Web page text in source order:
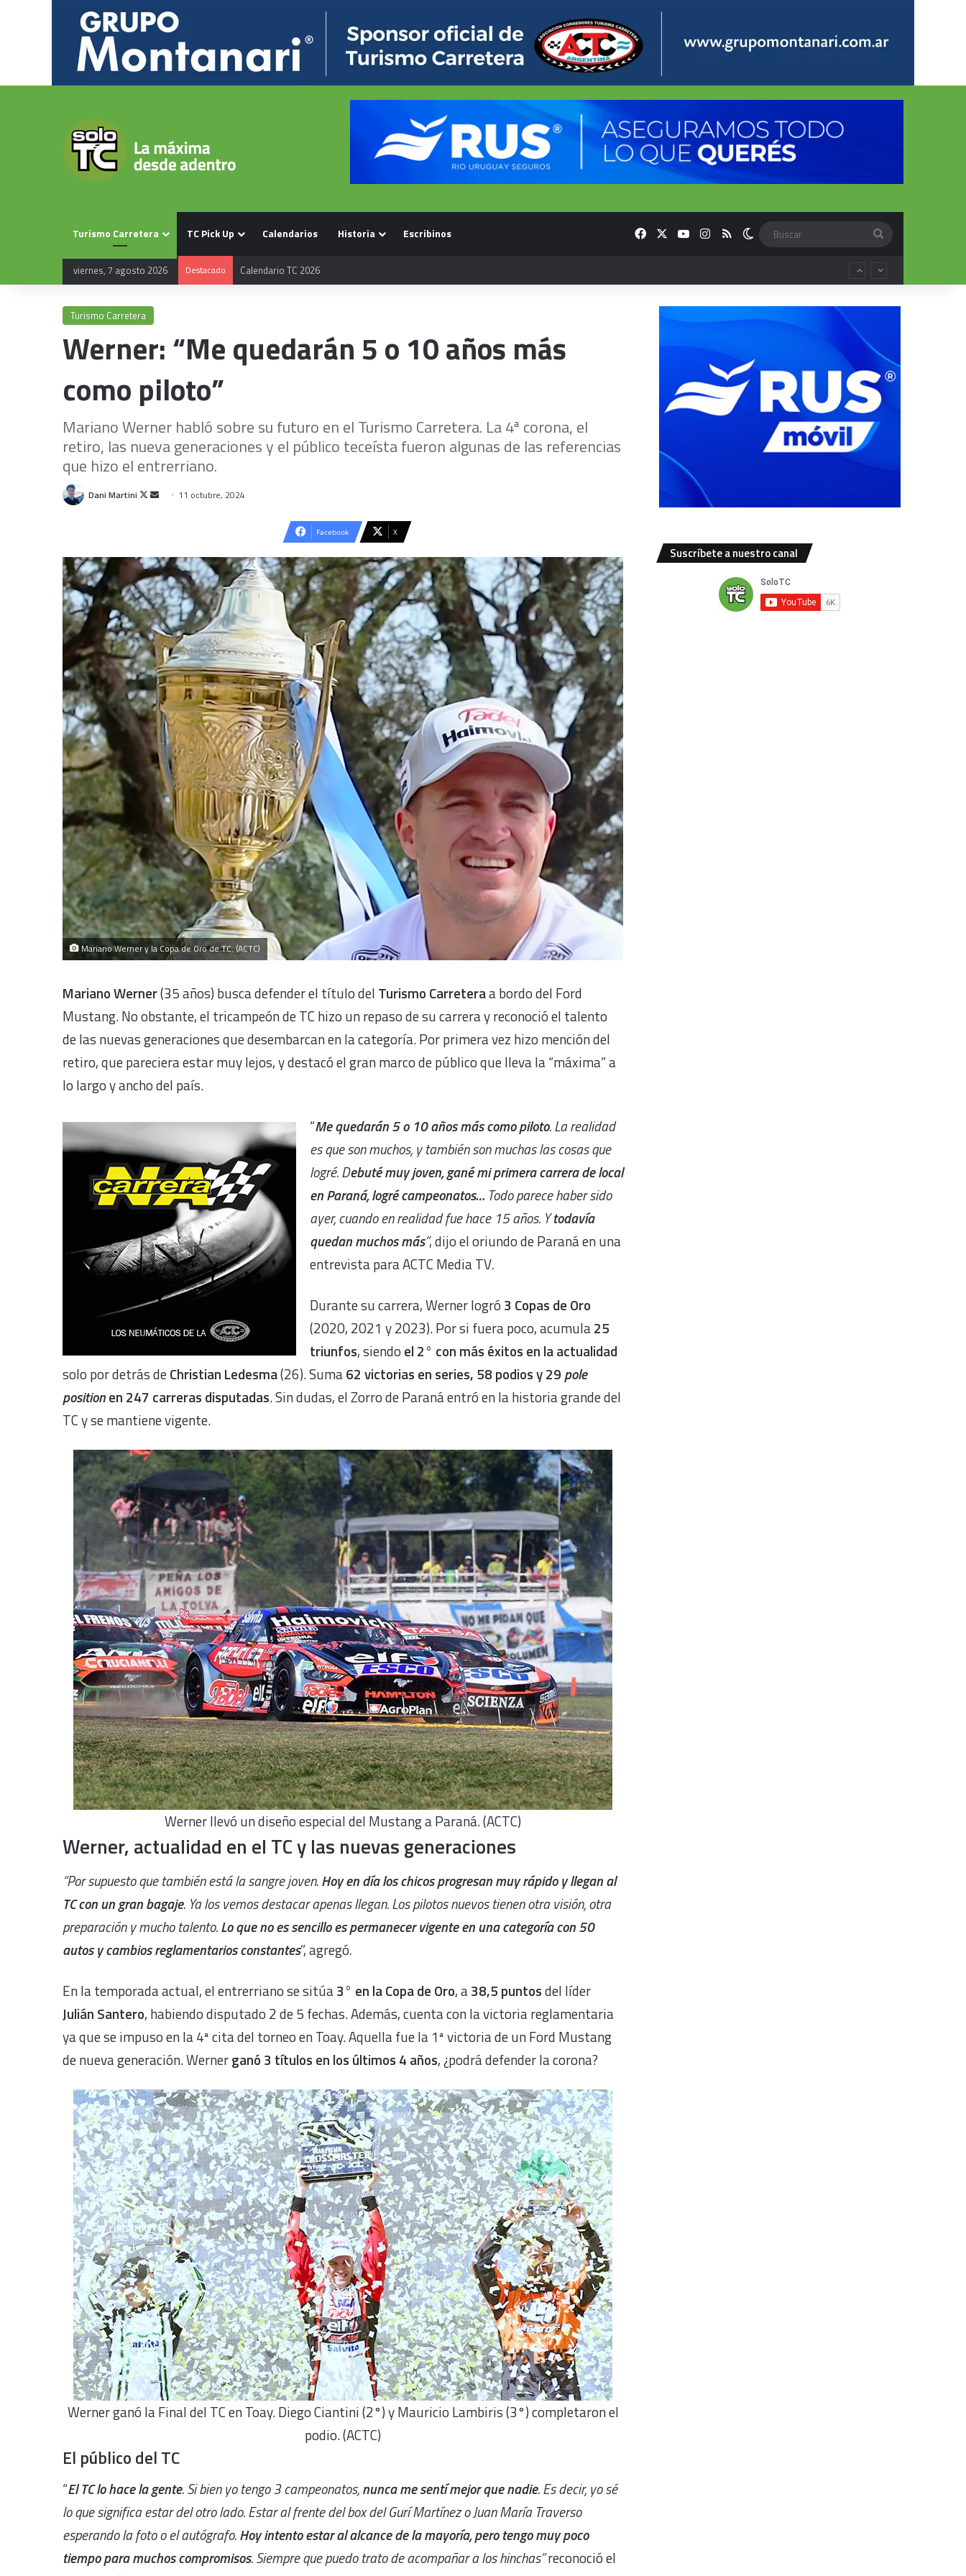
Turismo Carretera TC Pick Up Calendarios Historia Escribinos FacebookYouTubeInstagram
RSS Switch skin
viernes, 7 agosto 2026 Destacado
Turismo Carretera
Werner: “Me quedarán 5 o 10 años más
como piloto”
Mariano Werner habló sobre su futuro en el Turismo Carretera. La 4ª corona, el
retiro, las nueva generaciones y el público teceísta fueron algunas de las referencias
que hizo el entrerriano.
Dani Martini
Follow
Send 11 octubre, 2024
Facebook X
Mariano Werner y la Copa de Oro de TC. (ACTC)
Mariano Werner(35 años) busca defender el título del Turismo Carreteraa bordo del Ford
Mustang. No obstante, el tricampeón de TC hizo un repaso de su carrera y reconoció el talento
de las nuevas generaciones que desembarcan en la categoría. Por primera vez hizo mención del
retiro, que pareciera estar muy lejos, y destacó el gran marco de público que lleva la “máxima” a
lo largo y ancho del país.
“Me quedarán 5 o 10 años más como piloto. La realidad
es que son muchos, y también son muchas las cosas que
logré. Debuté muy joven, gané mi primera carrera de local
en Paraná, logré campeonatos… Todo parece haber sido
ayer, cuando en realidad fue hace 15 años. Ytodavía
quedan muchos más”, dijo el oriundo de Paraná en una
entrevista para ACTC Media TV.
Durante su carrera, Werner logró 3 Copas de Oro
(2020, 2021 y 2023). Por si fuera poco, acumula25
triunfos, siendo el 2° con más éxitos en la actualidad
solo por detrás deChristian Ledesma(26). Suma62 victorias en series, 58 podios y 29 pole
positionen 247 carreras disputadas. Sin dudas, el Zorro de Paraná entró en la historia grande del
TC y se mantiene vigente.
Werner llevó un diseño especial del Mustang a Paraná. (ACTC)
Werner, actualidad en el TC y las nuevas generaciones
“Por supuesto que también está la sangre joven.Hoy en día los chicos progresan muy rápido y llegan al
TC con un gran bagaje. Ya los vemos destacar apenas llegan. Los pilotos nuevos tienen otra visión, otra
preparación y mucho talento.Lo que no es sencillo es permanecer vigente en una categoría con 50
autos y cambios reglamentarios constantes”, agregó.
En la temporada actual, el entrerriano se sitúa3° en la Copa de Oro, a38,5 puntosdel líder
Julián Santero, habiendo disputado 2 de 5 fechas. Además, cuenta con la victoria reglamentaria
ya que se impuso en la 4ª cita del torneo en Toay. Aquella fue la 1ª victoria de un Ford Mustang
de nueva generación. Wernerganó 3 títulos en los últimos 4 años, ¿podrá defender la corona?
Werner ganó la Final del TC en Toay. Diego Ciantini (2°) y Mauricio Lambiris (3°) completaron el
podio. (ACTC)
El público del TC
“El TC lo hace la gente. Si bien yo tengo 3 campeonatos,nunca me sentí mejor que nadie. Es decir, yo sé
lo que significa estar del otro lado. Estar al frente del box del Gurí Martínez o Juan María Traverso
esperando la foto o el autógrafo.Hoy intento estar al alcance de la mayoría, pero tengo muy poco
tiempo para muchos compromisos. Siempre que puedo trato de acompañar a los hinchas”reconoció el
Suscríbete a nuestro canal